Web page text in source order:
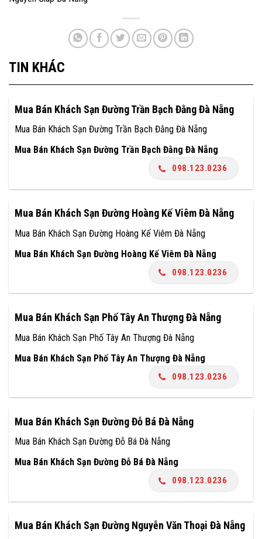
TIN KHÁC
Mua Bán Khách Sạn Đường Trần Bạch Đằng Đà Nẵng
Mua Bán Khách Sạn Đường Trần Bạch Đằng Đà Nẵng
Mua Bán Khách Sạn Đường Trần Bạch Đằng Đà Nẵng
098.123.0236
Mua Bán Khách Sạn Đường Hoàng Kế Viêm Đà Nẵng
Mua Bán Khách Sạn Đường Hoàng Kế Viêm Đà Nẵng
Mua Bán Khách Sạn Đường Hoàng Kế Viêm Đà Nẵng
098.123.0236
Mua Bán Khách Sạn Phố Tây An Thượng Đà Nẵng
Mua Bán Khách Sạn Phố Tây An Thượng Đà Nẵng
Mua Bán Khách Sạn Phố Tây An Thượng Đà Nẵng
098.123.0236
Mua Bán Khách Sạn Đường Đỗ Bá Đà Nẵng
Mua Bán Khách Sạn Đường Đỗ Bá Đà Nẵng
Mua Bán Khách Sạn Đường Đỗ Bá Đà Nẵng
098.123.0236
Mua Bán Khách Sạn Đường Nguyễn Văn Thoại Đà Nẵng